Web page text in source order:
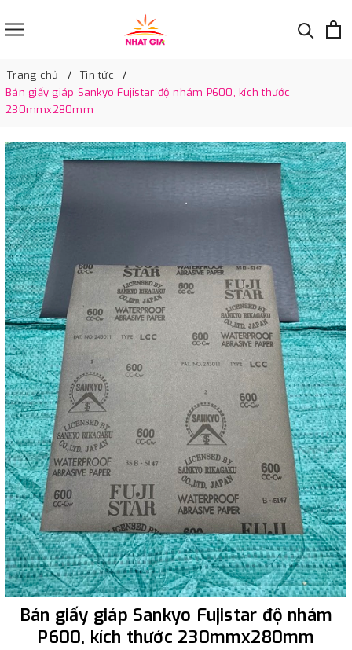
Trang chủ
Tin tức
Bán giấy giáp Sankyo Fujistar độ nhám P600, kích thước
230mmx280mm
Bán giấy giáp Sankyo Fujistar độ nhám
P600, kích thước 230mmx280mm